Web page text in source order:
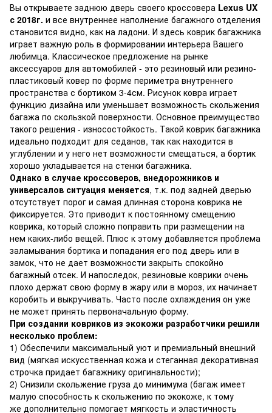
Вы открываете заднюю дверь своего кроссовера Lexus UX
с 2018г. и все внутреннее наполнение багажного отделения
становится видно, как на ладони. И здесь коврик багажника
играет важную роль в формировании интерьера Вашего
любимца. Классическое предложение на рынке
аксессуаров для автомобилей - это резиновый или резино-
пластиковый ковер по форме периметра внутреннего
пространства с бортиком 3-4см. Рисунок ковра играет
функцию дизайна или уменьшает возможность скольжения
багажа по скользкой поверхности. Основное преимущество
такого решения - износостойкость. Такой коврик багажника
идеально подходит для седанов, так как находится в
углублении и у него нет возможности смещаться, а бортик
хорошо укладывается на стенки багажника.
Однако в случае кроссоверов, внедорожников и
универсалов ситуация меняется, т.к. под задней дверью
отсутствует порог и самая длинная сторона коврика не
фиксируется. Это приводит к постоянному смещению
коврика, который сложно поправить при размещении на
нем каких-либо вещей. Плюс к этому добавляется проблема
заламывания бортика и попадания его под дверь или в
замок, что не дает возможности закрыть спокойно
багажный отсек. И напоследок, резиновые коврики очень
плохо держат свою форму в жару или в мороз, их начинает
коробить и выкручивать. Часто после охлаждения он уже
не может принять первоначальную форму.
При создании ковриков из экокожи разработчики решили
несколько проблем:
1) Обеспечили максимальный уют и премиальный внешний
вид (мягкая искусственная кожа и стеганная декоративная
строчка придает багажнику оригинальности);
2) Снизили скольжение груза до минимума (багаж имеет
малую способность к скольжению по экокоже, к тому
же дополнительно помогает мягкость и эластичность